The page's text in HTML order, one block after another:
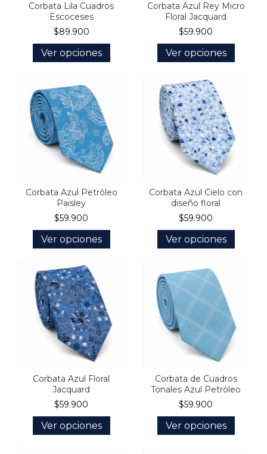
Corbata Lila Cuadros
Escoceses
$89.900
Ver opciones
Corbata Azul Rey Micro
Floral Jacquard
$59.900
Ver opciones
Corbata Azul Petróleo
Paisley
$59.900
Ver opciones
Corbata Azul Cielo con
diseño floral
$59.900
Ver opciones
Corbata Azul Floral
Jacquard
$59.900
Ver opciones
Corbata de Cuadros
Tonales Azul Petróleo
$59.900
Ver opciones